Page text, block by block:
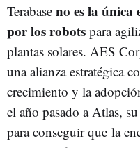
Terabase no es la única
por los robots para
plantas solares. AES
una alianza estratégica
crecimiento y la
el año pasado a Atlas,
para conseguir que la